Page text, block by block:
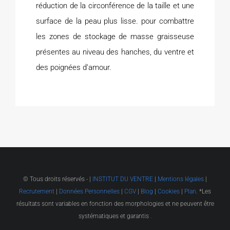
réduction de la circonférence de la taille et une
surface de la peau plus lisse. pour combattre
les zones de stockage de masse graisseuse
présentes au niveau des hanches, du ventre et
des poignées d’amour.
© Tous droits réservés - | INSTITUT DU VENTRE | Mentions légales |
Recrutement | Données Personnelles | CGV | Blog | Cookies | Plan . *Les
résultats sont variables en fonction des morphologies et ne peuvent être
systématiques et garantis